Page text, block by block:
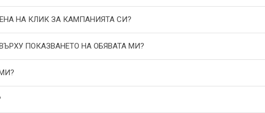
НА КЛИК ЗА КАМПАНИЯТА СИ?
ПОКАЗВАНЕТО НА ОБЯВАТА МИ?